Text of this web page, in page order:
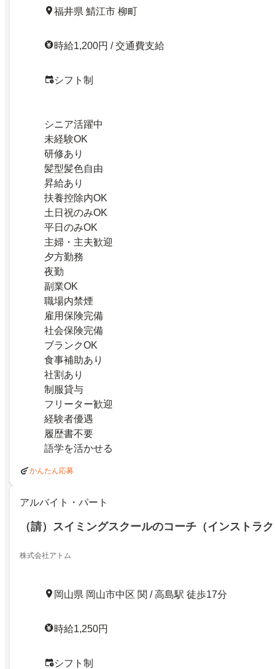
福井県 鯖江市 柳町
時給1,200円 / 交通費支給
シフト制
シニア活躍中
未経験OK
研修あり
髪型髪色自由
昇給あり
扶養控除内OK
土日祝のみOK
平日のみOK
主婦・主夫歓迎
夕方勤務
夜勤
副業OK
職場内禁煙
雇用保険完備
社会保険完備
ブランクOK
食事補助あり
社割あり
制服貸与
フリーター歓迎
経験者優遇
履歴書不要
語学を活かせる
かんたん応募
アルバイト・パート
（請）スイミングスクールのコーチ（インストラ
株式会社アトム
岡山県 岡山市中区 関 / 高島駅 徒歩17分
時給1,250円
シフト制